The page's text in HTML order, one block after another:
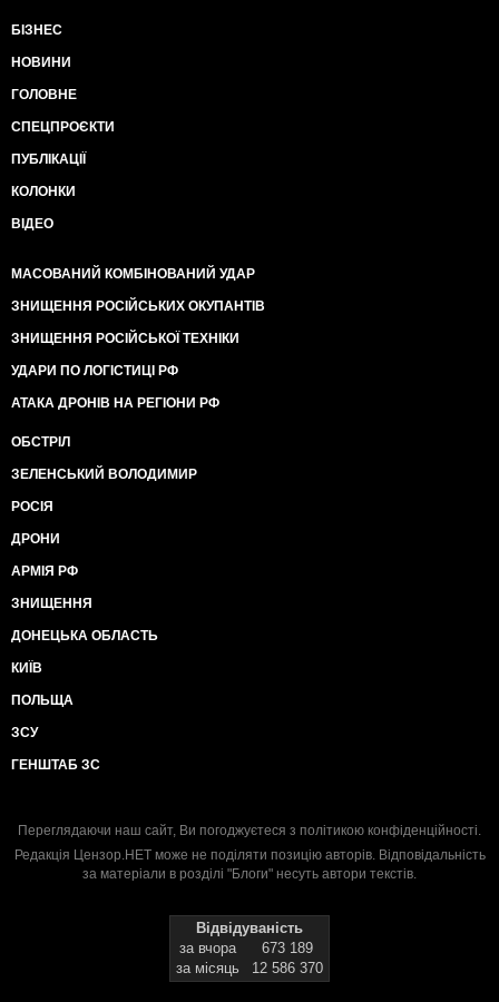
БІЗНЕС
НОВИНИ
ГОЛОВНЕ
СПЕЦПРОЄКТИ
ПУБЛІКАЦІЇ
КОЛОНКИ
ВІДЕО
МАСОВАНИЙ КОМБІНОВАНИЙ УДАР
ЗНИЩЕННЯ РОСІЙСЬКИХ ОКУПАНТІВ
ЗНИЩЕННЯ РОСІЙСЬКОЇ ТЕХНІКИ
УДАРИ ПО ЛОГІСТИЦІ РФ
АТАКА ДРОНІВ НА РЕГІОНИ РФ
ОБСТРІЛ
ЗЕЛЕНСЬКИЙ ВОЛОДИМИР
РОСІЯ
ДРОНИ
АРМІЯ РФ
ЗНИЩЕННЯ
ДОНЕЦЬКА ОБЛАСТЬ
КИЇВ
ПОЛЬЩА
ЗСУ
ГЕНШТАБ ЗС
Переглядаючи наш сайт, Ви погоджуєтеся з політикою конфіденційності.
Редакція Цензор.НЕТ може не поділяти позицію авторів. Відповідальність
за матеріали в розділі "Блоги" несуть автори текстів.
Відвідуваність
за вчора
673 189
за місяць
12 586 370